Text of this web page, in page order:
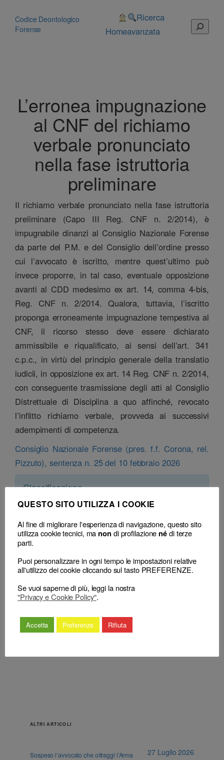
contenuto
Codice Deontologico
Forense
Home
Ricerca
avanzata
Cerca
L’erronea impugnazione
al CNF del richiamo
verbale pronunciato
nella fase istruttoria
preliminare
Il richiamo verbale pronunciato nella fase istruttoria
preliminare (Capo III Reg. CNF n. 2/2014), è
impugnabile dinanzi al Consiglio Nazionale Forense
da parte del P.M. e del Consiglio dell’ordine presso
cui l’avvocato è iscritto, mentre quest’ultimo può
invece proporre, in tal caso, eventuale opposizione
avanti al CDD medesimo ex art. 14, comma 4-bis,
Reg. CNF n. 2/2014. Qualora, tuttavia, l’iscritto
proponga erroneamente impugnazione tempestiva al
CNF, il ricorso stesso deve essere dichiarato
ammissibile e riqualificato, ai sensi dell’art. 341
c.p.c., in virtù del principio generale della translatio
iudicii, in opposizione ex art. 14 Reg. CNF n. 2/2014,
con conseguente trasmissione degli atti al Consiglio
Distrettuale di Disciplina a quo affinché, revocato
l’inflitto richiamo verbale, provveda ai successivi
adempimenti di competenza.
Consiglio Nazionale Forense (pres. f.f. Corona, rel.
Pizzuto), sentenza n. 25 del 10 febbraio 2026
Classificazione
– Decisione: Consiglio Nazionale Forense, sentenza n. 25 del 10 Febbraio
2026
(richiamo)
dell’impugnazione del richiamo
verbale pronunciato nella fase
C.N.F. costituiscono un
ALTRI ARTICOLI
Sospeso l’avvocato che oltraggi l’Arma 27 Luglio 2026
QUESTO SITO UTILIZZA I COOKIE
Al fine di migliorare l'esperienza di navigazione, questo sito
utilizza cookie tecnici, ma non di profilazione nédi terze
parti.
Puoi personalizzare in ogni tempo le impostazioni relative
all'utilizzo dei cookie cliccando sul tasto PREFERENZE.
Se vuoi saperne di più, leggi la nostra
"Privacy e Cookie Policy".
Accetta Preferenze Rifiuta